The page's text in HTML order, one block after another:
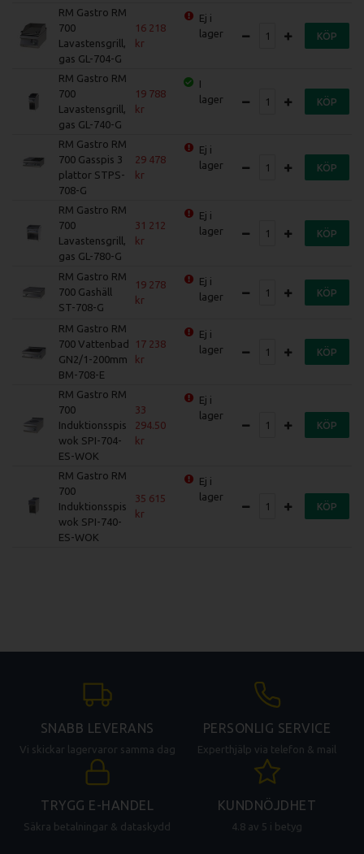
RM Gastro RM
700
Lavastensgrill,
gas GL-704-G
16 218
Ej i
lager
KÖP
RM Gastro RM
700
Lavastensgrill,
gas GL-740-G
19 788
I
lager
KÖP
RM Gastro RM
700 Gasspis 3
plattor STPS-
708-G
29 478
Ej i
lager
KÖP
RM Gastro RM
700
Lavastensgrill,
gas GL-780-G
31 212
Ej i
lager
KÖP
RM Gastro RM
700 Gashäll
ST-708-G
19 278
Ej i
lager
KÖP
RM Gastro RM
700 Vattenbad
GN2/1-200mm
BM-708-E
17 238
Ej i
lager
KÖP
RM Gastro RM
700
Induktionsspis
wok SPI-704-
ES-WOK
33
294.50
Ej i
lager
KÖP
RM Gastro RM
700
Induktionsspis
wok SPI-740-
ES-WOK
35 615
Ej i
lager
KÖP
SNABB LEVERANS
Vi skickar lagervaror samma dag
PERSONLIG SERVICE
Experthjälp via telefon & mail
TRYGG E-HANDEL
Säkra betalningar & dataskydd
KUNDNÖJDHET
4.8 av 5 i betyg